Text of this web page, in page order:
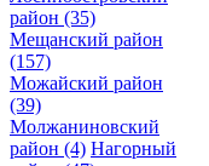
район (35)
Мещанский район
(157)
Можайский район
(39)
Молжаниновский
район (4) Нагорный